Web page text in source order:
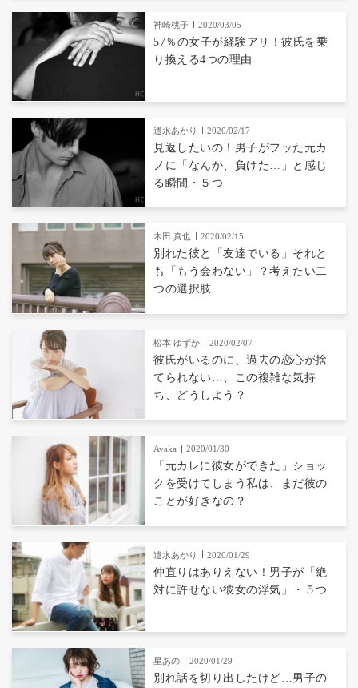
神崎桃子 2020/03/05
57％の女子が経験アリ！彼氏を乗
り換える4つの理由
遣水あかり 2020/02/17
見返したいの！男子がフッた元カ
ノに「なんか、負けた…」と感じ
る瞬間・５つ
木田 真也 2020/02/15
別れた彼と「友達でいる」それと
も「もう会わない」？考えたい二
つの選択肢
松本 ゆずか 2020/02/07
彼氏がいるのに、過去の恋心が捨
てられない…、この複雑な気持
ち、どうしよう？
Ayaka 2020/01/30
「元カレに彼女ができた」ショッ
クを受けてしまう私は、まだ彼の
ことが好きなの？
遣水あかり 2020/01/29
仲直りはありえない！男子が「絶
対に許せない彼女の浮気」・５つ
星あの 2020/01/29
別れ話を切り出したけど…男子の